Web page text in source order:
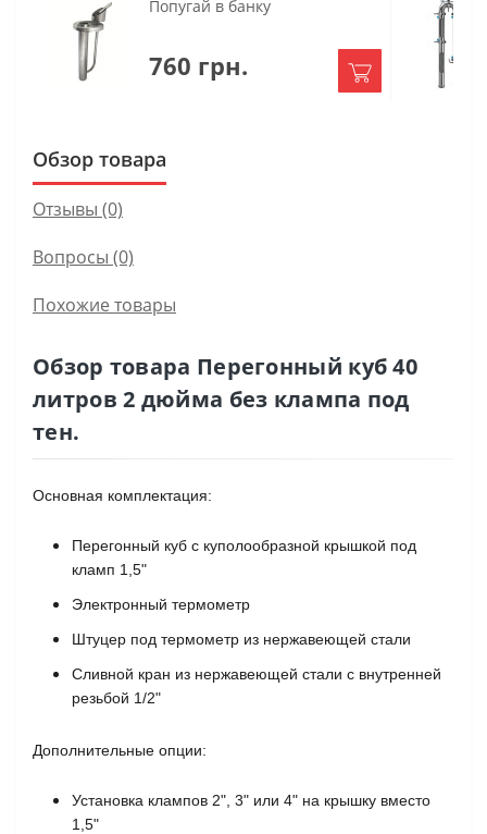
Попугай в банку
760 грн.
Обзор товара
Отзывы (0)
Вопросы (0)
Похожие товары
Обзор товара Перегонный куб 40
литров 2 дюйма без клампа под
тен.
Основная комплектация:
Перегонный куб с куполообразной крышкой под
кламп 1,5"
Электронный термометр
Штуцер под термометр из нержавеющей стали
Сливной кран из нержавеющей стали с внутренней
резьбой 1/2"
Дополнительные опции:
Установка клампов 2", 3" или 4" на крышку вместо
1,5"